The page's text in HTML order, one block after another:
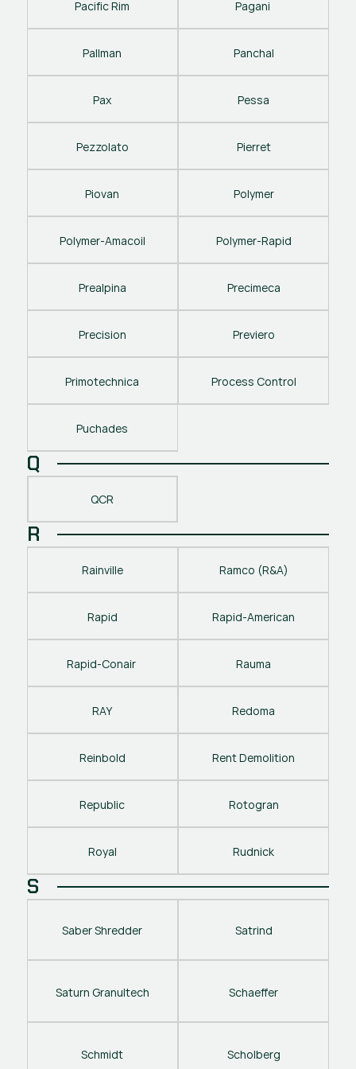
Pacific Rim Pagani
Pallman Panchal
Pax Pessa
Pezzolato Pierret
Piovan Polymer
Polymer-Amacoil Polymer-Rapid
Prealpina Precimeca
Precision Previero
Primotechnica Process Control
Puchades
Q
QCR
R
Rainville Ramco (R&A)
Rapid Rapid-American
Rapid-Conair Rauma
RAY Redoma
Reinbold Rent Demolition
Republic Rotogran
Royal Rudnick
S
Saber Shredder Satrind
Saturn Granultech Schaeffer
Schmidt Scholberg